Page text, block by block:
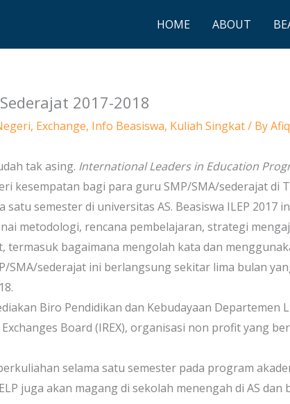
HOME ABOUT
2017-2018
, Exchange, Info Beasiswa, Kuliah Singkat/ By
tak asing. International Leaders in Education
kesempatan bagi para guru SMP/SMA/sederajat di
semester di universitas AS. Beasiswa ILEP 2017
metodologi, rencana pembelajaran, strategi
bagaimana mengolah kata dan
SMA/sederajat ini berlangsung sekitar lima bulan
Biro Pendidikan dan Kebudayaan Departemen
Board (IREX), organisasi non profit yang
selama satu semester pada program
juga akan magang di sekolah menengah di AS dan